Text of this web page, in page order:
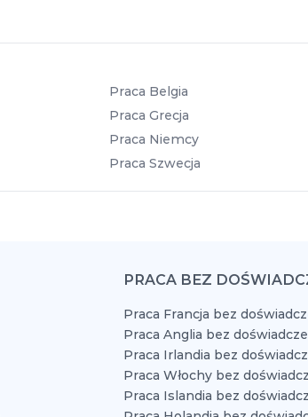
Praca Belgia
Praca Grecja
Praca Niemcy
Praca Szwecja
PRACA BEZ
Praca Francja bez
Praca Anglia bez
Praca Irlandia bez
Praca Włochy bez
Praca Islandia bez